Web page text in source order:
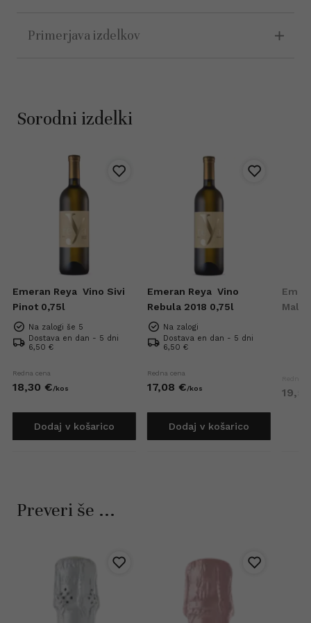
Primerjava izdelkov
Sorodni izdelki
Emeran Reya Vino Sivi
Pinot 0,75l
Na zalogi še 5
Dostava en dan - 5 dni
6,50 €
Redna cena
18,30 €/kos
Dodaj v košarico
Emeran Reya Vino
Rebula 2018 0,75l
Na zalogi
Dostava en dan - 5 dni
6,50 €
Redna cena
17,08 €/kos
Dodaj v košarico
19,
Preveri še ...